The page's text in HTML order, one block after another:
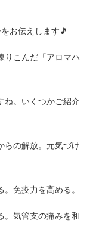
お伝えします🎵
りこんだ「アロマハ
ね。いくつかご紹介
らの解放。元気づけ
免疫力を高める。
。気管支の痛みを和